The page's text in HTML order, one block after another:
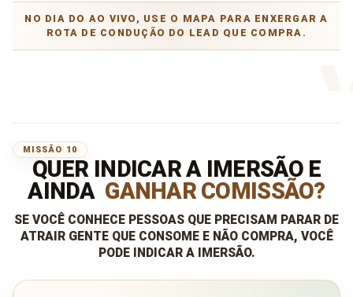
NO DIA DO AO VIVO, USE O MAPA PARA ENXERGAR A
ROTA DE CONDUÇÃO DO LEAD QUE COMPRA.
MISSÃO 10
QUER INDICAR A IMERSÃO E
AINDA GANHAR COMISSÃO?
SE VOCÊ CONHECE PESSOAS QUE PRECISAM PARAR DE
ATRAIR GENTE QUE CONSOME E NÃO COMPRA, VOCÊ
PODE INDICAR A IMERSÃO.